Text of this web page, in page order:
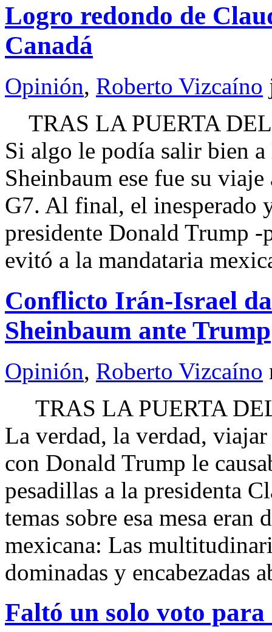
Logro redondo de
Canadá
Opinión, Roberto Vizcaíno
TRAS LA PUERTA
Si algo le podía salir bien
Sheinbaum ese fue su
G7. Al final, el inesperado
presidente Donald Trump
evitó a la mandataria
Conflicto Irán-Israel
Sheinbaum ante Trump
Opinión, Roberto Vizcaíno
TRAS LA PUERTA
La verdad, la verdad,
con Donald Trump le
pesadillas a la presidenta
temas sobre esa mesa eran
mexicana: Las
dominadas y encabezadas
Faltó un solo voto